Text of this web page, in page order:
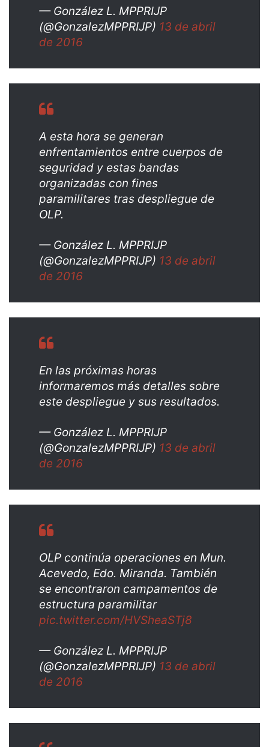
— González L. MPPRIJP
(@GonzalezMPPRIJP) 13 de abril
de 2016
A esta hora se generan
enfrentamientos entre cuerpos de
seguridad y estas bandas
organizadas con fines
paramilitares tras despliegue de
OLP.
— González L. MPPRIJP
(@GonzalezMPPRIJP) 13 de abril
de 2016
En las próximas horas
informaremos más detalles sobre
este despliegue y sus resultados.
— González L. MPPRIJP
(@GonzalezMPPRIJP) 13 de abril
de 2016
OLP continúa operaciones en Mun.
Acevedo, Edo. Miranda. También
se encontraron campamentos de
estructura paramilitar
pic.twitter.com/HVSheaSTj8
— González L. MPPRIJP
(@GonzalezMPPRIJP) 13 de abril
de 2016